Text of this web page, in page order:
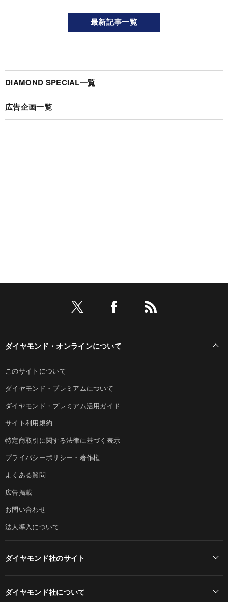
最新記事一覧
DIAMOND SPECIAL一覧
広告企画一覧
ダイヤモンド・オンラインについて
このサイトについて
ダイヤモンド・プレミアムについて
ダイヤモンド・プレミアム活用ガイド
サイト利用規約
特定商取引に関する法律に基づく表示
プライバシーポリシー・著作権
よくある質問
広告掲載
お問い合わせ
法人導入について
ダイヤモンド社のサイト
ダイヤモンド社について